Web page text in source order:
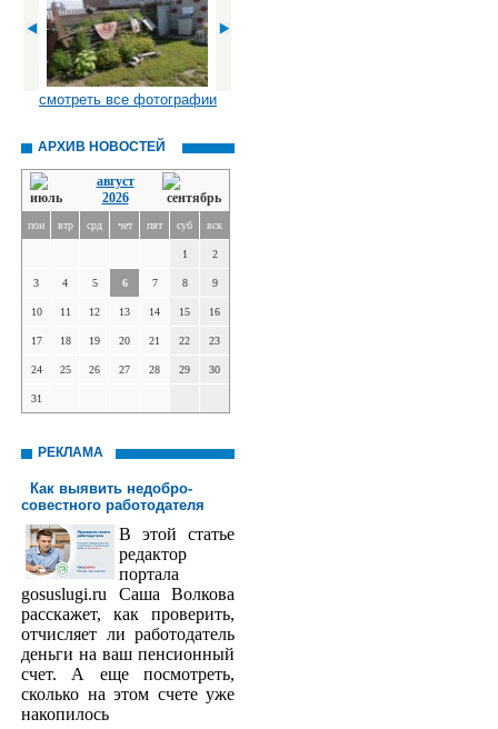
смотреть все фотографии
АРХИВ НОВОСТЕЙ
август
2026
пон втр срд чет пят суб вск
1 2
3 4 5 6 7 8 9
10 11 12 13 14 15 16
17 18 19 20 21 22 23
24 25 26 27 28 29 30
31
РЕКЛАМА
Как выявить недобро­
совестного работодателя
В этой статье
редактор
порта­ла
gosuslugi.ru Саша Волкова
расскажет, как проверить,
отчисляет ли работодатель
деньги на ваш пенсионный
счет. А еще посмотреть,
сколько на этом счете уже
накопилось